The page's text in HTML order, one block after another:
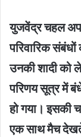
युजवेंद्र चहल
परिवारिक
उनकी शादी को
परिणय सूत्र में
हो गया। इसकी
एक साथ मैच